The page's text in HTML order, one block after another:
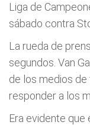
Liga de
sábado contra
La rueda de
segundos. Van
de los medios de
responder a los
Era evidente que